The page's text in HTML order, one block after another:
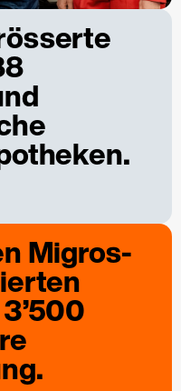
Migros-